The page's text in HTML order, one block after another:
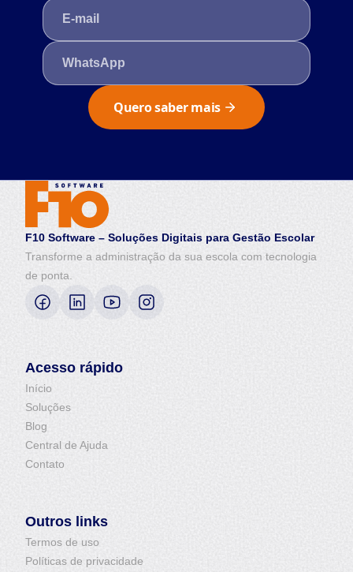
Quero saber mais
F10 Software – Soluções Digitais para Gestão Escolar
Transforme a administração da sua escola com tecnologia
de ponta.
Acesso rápido
Início
Soluções
Blog
Central de Ajuda
Contato
Outros links
Termos de uso
Políticas de privacidade